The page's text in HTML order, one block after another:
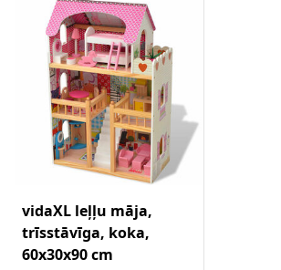
vidaXL leļļu māja,
trīsstāvīga, koka,
60x30x90 cm